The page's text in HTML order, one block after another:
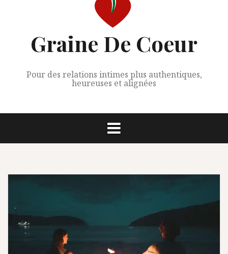
Graine De Coeur
Pour des relations intimes plus authentiques,
heureuses et alignées